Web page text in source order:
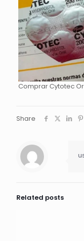
Comprar Cytotec
Share
Related posts